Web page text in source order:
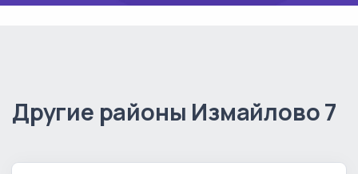
Другие районы Измайлово 7